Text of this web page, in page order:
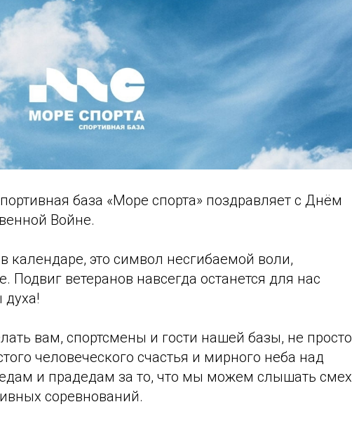
база «Море спорта» поздравляет с Днём
Войне.
календаре, это символ несгибаемой воли,
ветеранов навсегда останется для нас
вам, спортсмены и гости нашей базы, не просто
человеческого счастья и мирного неба над
и прадедам за то, что мы можем слышать смех
соревнований.